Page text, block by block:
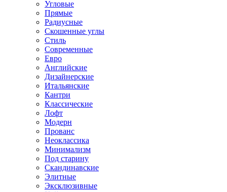
Угловые
Прямые
Радиусные
Скошенные углы
Стиль
Современные
Евро
Английские
Дизайнерские
Итальянские
Кантри
Классические
Лофт
Модерн
Прованс
Неоклассика
Минимализм
Под старину
Скандинавские
Элитные
Эксклюзивные